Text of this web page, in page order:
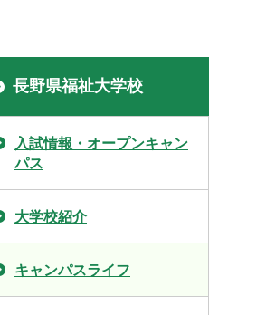
長野県福祉大学校
入試情報・オープンキャン
パス
大学校紹介
キャンパスライフ